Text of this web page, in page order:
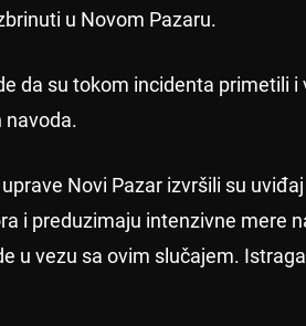
u Novom Pazaru.
da su tokom incidenta primetili
navoda.
Novi Pazar izvršili su
i preduzimaju intenzivne mere
u vezu sa ovim slučajem.